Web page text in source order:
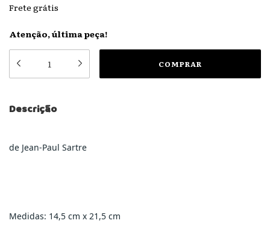
Frete grátis
Atenção, última peça!
Descrição
de Jean-Paul Sartre
Medidas: 14,5 cm x 21,5 cm